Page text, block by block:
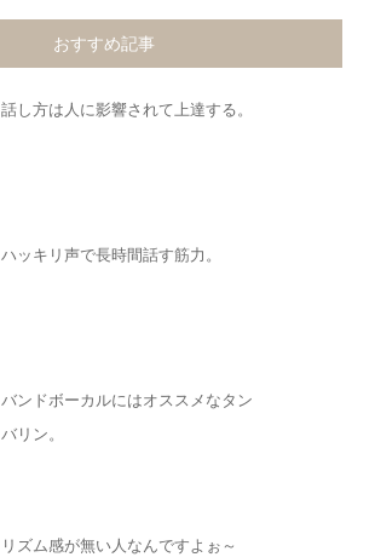
おすすめ記事
話し方は人に影響されて上達する。
ハッキリ声で長時間話す筋力。
バンドボーカルにはオススメなタン
バリン。
リズム感が無い人なんですよぉ～